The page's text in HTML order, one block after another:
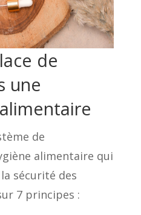
de
une
de
alimentaire qui
sécurité des
7 principes :